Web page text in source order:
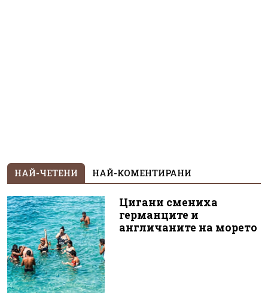
НАЙ-ЧЕТЕНИ НАЙ-КОМЕНТИРАНИ
Цигани смениха
германците и
англичаните на морето